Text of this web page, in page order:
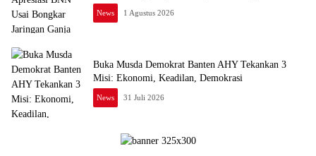
News 1 Agustus 2026
Buka Musda Demokrat Banten AHY Tekankan 3
Misi: Ekonomi, Keadilan, Demokrasi
News 31 Juli 2026